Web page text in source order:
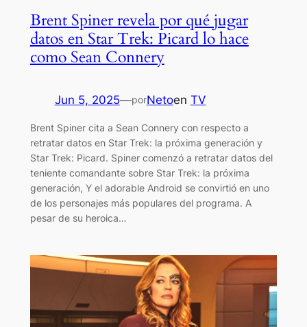
Brent Spiner revela por qué jugar
datos en Star Trek: Picard lo hace
como Sean Connery
Jun 5, 2025—porNetoen TV
Brent Spiner cita a Sean Connery con respecto a
retratar datos en Star Trek: la próxima generación y
Star Trek: Picard. Spiner comenzó a retratar datos del
teniente comandante sobre Star Trek: la próxima
generación, Y el adorable Android se convirtió en uno
de los personajes más populares del programa. A
pesar de su heroica…